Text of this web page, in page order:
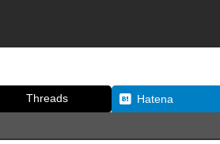
Threads Hatena